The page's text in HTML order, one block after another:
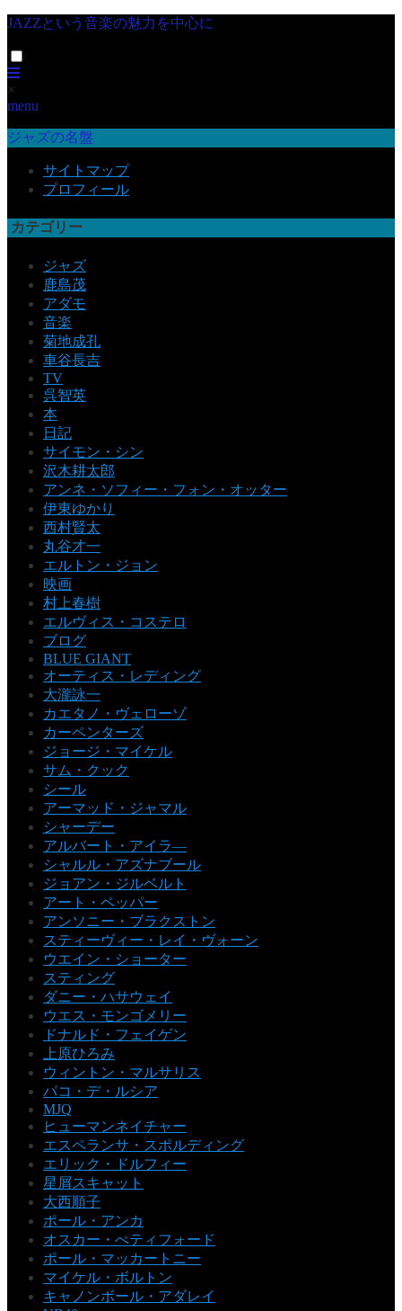
JAZZという音楽の魅力を中心に
×
menu
ジャズの名盤
サイトマップ
プロフィール
カテゴリー
ジャズ
鹿島茂
アダモ
音楽
菊地成孔
車谷長吉
TV
呉智英
本
日記
サイモン・シン
沢木耕太郎
アンネ・ソフィー・フォン・オッター
伊東ゆかり
西村賢太
丸谷才一
エルトン・ジョン
映画
村上春樹
エルヴィス・コステロ
ブログ
BLUE GIANT
オーティス・レディング
大瀧詠一
カエタノ・ヴェローゾ
カーペンターズ
ジョージ・マイケル
サム・クック
シール
アーマッド・ジャマル
シャーデー
アルバート・アイラ―
シャルル・アズナブール
ジョアン・ジルベルト
アート・ペッパー
アンソニー・ブラクストン
スティーヴィー・レイ・ヴォーン
ウエイン・ショーター
スティング
ダニー・ハサウェイ
ウエス・モンゴメリー
ドナルド・フェイゲン
上原ひろみ
ウィントン・マルサリス
パコ・デ・ルシア
MJQ
ヒューマンネイチャー
エスペランサ・スポルディング
エリック・ドルフィー
星屑スキャット
大西順子
ポール・アンカ
オスカー・ぺティフォード
ポール・マッカートニー
マイケル・ボルトン
キャノンボール・アダレイ